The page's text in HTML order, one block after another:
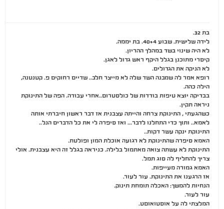
בת 32.
לידה שלישית. שבוע 40+4. בת יממה.
לא היה שינוי בשד במהלך ההריון.
קיסרי מתוכנן בגלל היקף ראש גדול לאגן.
לא הניקה את הגדולים.
רופא אמר לה שמבנה השד שלה לא מייצר חלב.. שדיים רחוקים פ. קטנטנה,
הילה כהה.
בבדיקה יוצא טיפות בודדות של כולסטרום..אחרי עבודה. הפה של התינוקת
ניראה תקין.
כשהגעתי , התינוקת צרחה והייתה עצבנית אז דבר ראשון חיברתי אותה
לאמא.. ותוך כדי התחלנו לדבר… ואז סיפרה לי את כל הדברים הנל..
התינוקת ינקה עשר דקות..
האמא סיפרה שהתינוקת לא רגועה אוכלת המון ופולטת.
התינוקת לא עשתה צואה מאתמול בלילה. כניראה בגלל זה היא עצבנית. אולי
צריך להחליף לה סוג תמל.
האמא גמורה מעייפות.
אז הרגענו את התינוקת. עור לעור.
הנחיות להמשך: האכלה תומחת תינוק.
עור לעור.
המלצתי לה על אוסטואוםט.